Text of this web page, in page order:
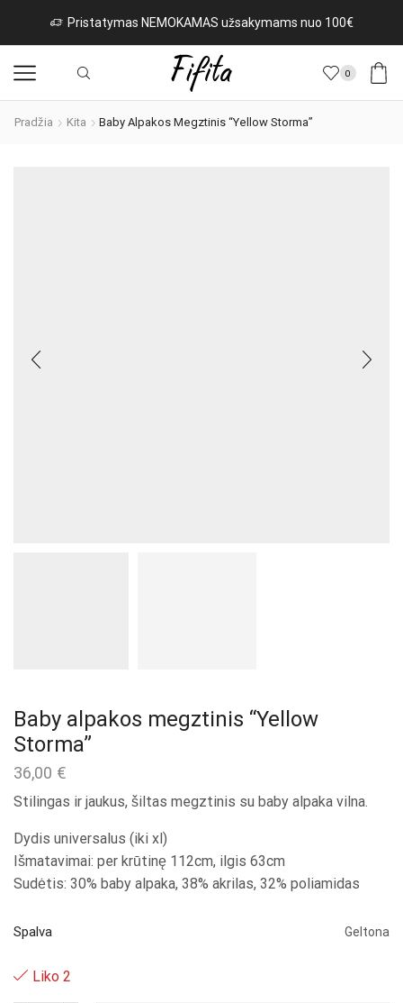
Pristatymas NEMOKAMAS užsakymams nuo 100€
0
Pradžia Kita Baby Alpakos Megztinis “Yellow Storma”
Baby alpakos megztinis “Yellow
Storma”
36,00 €
Stilingas ir jaukus, šiltas megztinis su baby alpaka vilna.
Dydis universalus (iki xl)
Išmatavimai: per krūtinę 112cm, ilgis 63cm
Sudėtis: 30% baby alpaka, 38% akrilas, 32% poliamidas
Spalva Geltona
Liko 2